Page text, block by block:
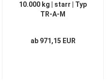
10.000 kg | starr | Typ
TR-A-M
ab 971,15 EUR